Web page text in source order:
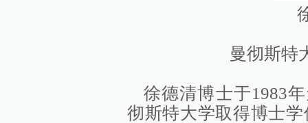
曼彻斯特
徐德清博士于1983
彻斯特大学取得博士